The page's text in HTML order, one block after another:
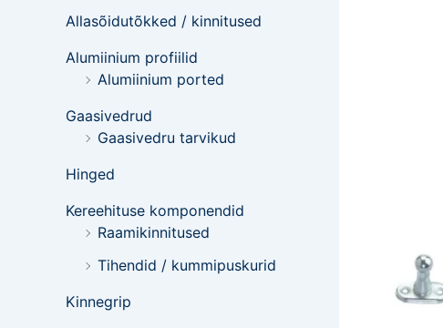
e
o
s
Allasõidutõkked / kinnitused
Alumiinium profiilid
Alumiinium ported
Gaasivedrud
Gaasivedru tarvikud
Hinged
Kereehituse komponendid
Raamikinnitused
Tihendid / kummipuskurid
Kinnegrip